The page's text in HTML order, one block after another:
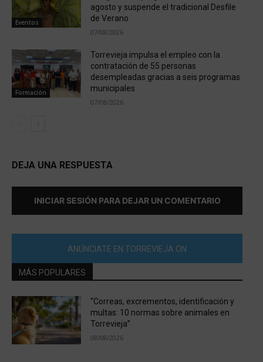
Eventos
agosto y suspende el tradicional Desfile
de Verano
07/08/2026
Formación
Torrevieja impulsa el empleo con la
contratación de 55 personas
desempleadas gracias a seis programas
municipales
07/08/2026
DEJA UNA RESPUESTA
INICIAR SESIÓN PARA DEJAR UN COMENTARIO
ANÚNCIATE EN TORREVIEJA ON
MÁS POPULARES
“Correas, excrementos, identificación y
multas: 10 normas sobre animales en
Torrevieja”
08/08/2026